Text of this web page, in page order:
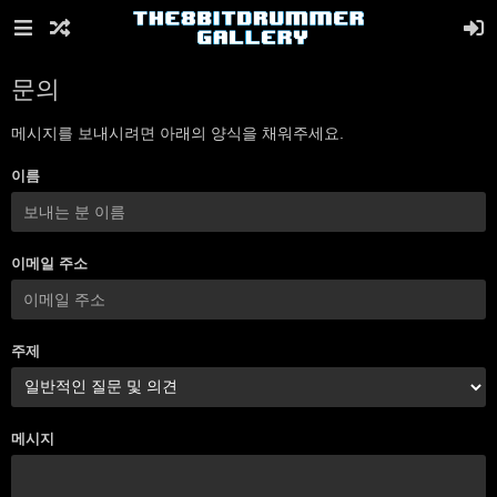
문의
메시지를 보내시려면 아래의 양식을 채워주세요.
이름
이메일 주소
주제
메시지